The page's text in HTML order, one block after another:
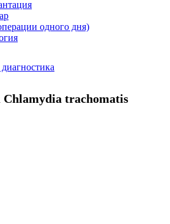
одного дня)
trachomatis